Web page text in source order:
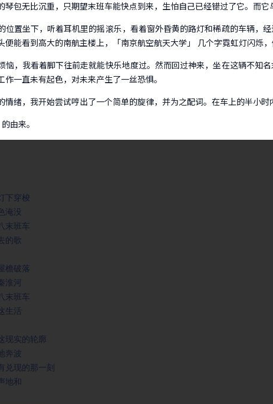
琴包无比沉重，只期望末班车能快点到来，生怕自己已经错过了它。而
位置坐下，听着耳机里的摇滚乐，看着窗外昏黄的路灯和稀疏的车辆，
便能看到高大的南航主楼上，「南京航空航天大学」 几个字霓虹灯闪烁，
恼，我看着脚下往前走就能快乐地度过。然而回过神来，坐在这辆不知
作一直未有起色，对未来产生了一丝恐惧。
情绪，我开始尝试哼出了一个简单的旋律，并为之配词。在车上的半小时
由来。
下穿梭
淹没
末班车
的歌
檐破落
淮河
末班车
生活
现实的轮廓
奔波
现的那一刻
地和